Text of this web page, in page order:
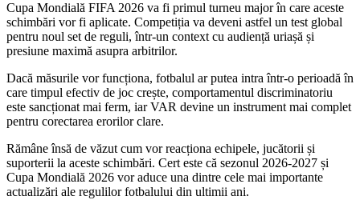
Cupa Mondială FIFA 2026 va fi primul turneu major în care aceste
schimbări vor fi aplicate. Competiția va deveni astfel un test global
pentru noul set de reguli, într-un context cu audiență uriașă și
presiune maximă asupra arbitrilor.
Dacă măsurile vor funcționa, fotbalul ar putea intra într-o perioadă în
care timpul efectiv de joc crește, comportamentul discriminatoriu
este sancționat mai ferm, iar VAR devine un instrument mai complet
pentru corectarea erorilor clare.
Rămâne însă de văzut cum vor reacționa echipele, jucătorii și
suporterii la aceste schimbări. Cert este că sezonul 2026-2027 și
Cupa Mondială 2026 vor aduce una dintre cele mai importante
actualizări ale regulilor fotbalului din ultimii ani.